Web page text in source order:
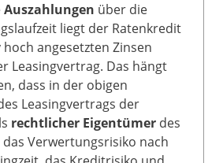
Auszahlungen über die
liegt der Ratenkredit
angesetzten Zinsen
Leasingvertrag. Das hängt
dass in der obigen
Leasingvertrags der
rechtlicher Eigentümer des
das Verwertungsrisiko nach